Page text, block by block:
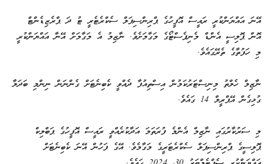
އޭނަ އައްޔަންކުރީ ރައީސް އޮފީހުގެ ޕްރިންސިޕަލް ސެކްރެޓެރީ ޓު ދަ ޕްރެޒިޑެންޓް
އޮން ޕޮލިސީ އެންޑް މެނިފެސްޓޯގެ މަގާމަށެވެ. ނާޒިމު އެ މަގާމަށް އޭނާ އައްޔަންކުރީ
މި ހަފުތާގެ ތެރޭގައެވެ.
ނާޒިމް ހެލްތު މިނިސްޓަރުކަމުން އިސްތިއުފާ ދެއްވީ ކެބިނެޓަށް ގެންނަން ނިންމި ބަދަލާ
ގުޅިގެން އޭޕްރީލް 14 ގައެވެ.
މި ސަރުކާރުގައި ނާޒިމް އެންމެ ފުރަތަމަ އަދާކުރެއްވީ ރައީސް އޮފީހުގެ ޕަބްލިކް
ޕޮލިސީގެ ޕްރިންސިޕަލް ސެކްރެޓަރީގެ މަގާމެވެ. އޭގެ ފަހުން އޭނަ ކެބިނެޓަށް